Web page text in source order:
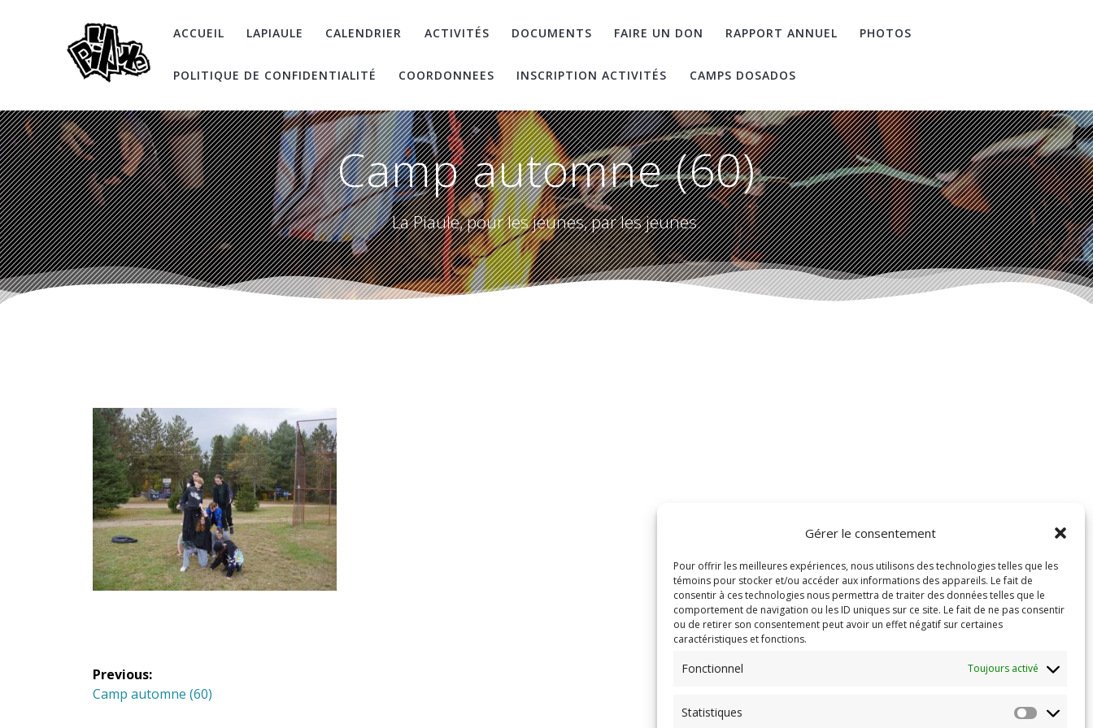
Gérer le consentement
Pour offrir les meilleures expériences, nous utilisons des technologies telles que les
témoins pour stocker et/ou accéder aux informations des appareils. Le fait de
consentir à ces technologies nous permettra de traiter des données telles que le
comportement de navigation ou les ID uniques sur ce site. Le fait de ne pas consentir
ou de retirer son consentement peut avoir un effet négatif sur certaines
caractéristiques et fonctions.
Fonctionnel Toujours activé
Statistiques
ACCUEIL LAPIAULE CALENDRIER ACTIVITÉS DOCUMENTS FAIRE UN DON RAPPORT ANNUEL PHOTOS
POLITIQUE DE CONFIDENTIALITÉ COORDONNEES INSCRIPTION ACTIVITÉS CAMPS DOSADOS
Camp automne (60)
La Piaule, pour les jeunes, par les jeunes.
Navigation
de
Previous:
Previous
Camp automne (60)